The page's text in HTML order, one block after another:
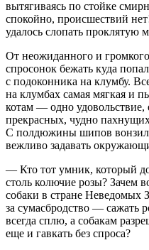
вытягиваясь по стойке
спокойно, происшествий
удалось слопать проклятую
От неожиданного и
спросонок бежать куда
с подоконника на клумбу.
на клумбах самая мягкая и
котам — одно
прекрасных, чудно
С полдюжины шипов
вежливо задавать
— Кто тот умник, который
столь колючие розы? Зачем
собаки в стране Неведомых
за сумасбродство — сажать
всегда сплю, а собакам
еще и гавкать без спроса?